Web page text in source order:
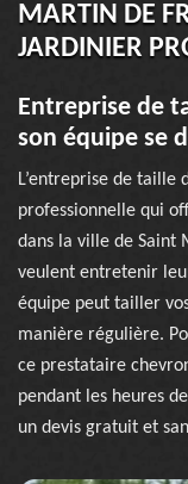
MARTIN DE
JARDINIER
Entreprise de
son équipe se
L’entreprise de taille
professionnelle qui
dans la ville de Saint
veulent entretenir
équipe peut tailler
manière régulière.
ce prestataire
pendant les heures
un devis gratuit et